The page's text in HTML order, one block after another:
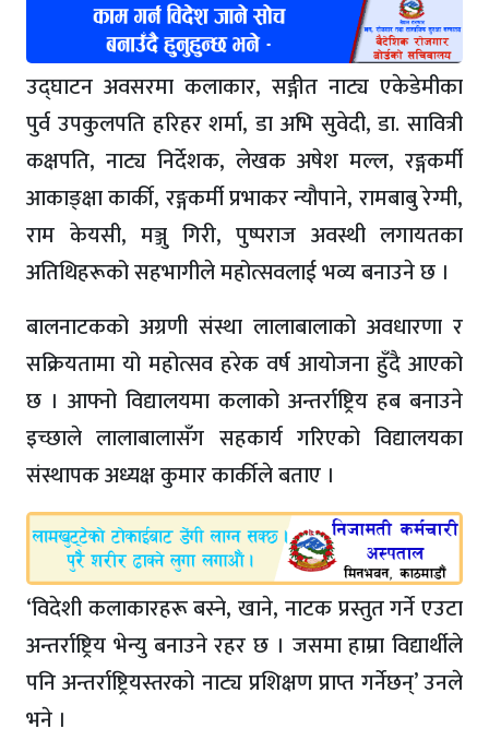
उद्घाटन अवसरमा कलाकार, सङ्गीत नाट्य एकेडेमीका
पुर्व उपकुलपति हरिहर शर्मा, डा अभि सुवेदी, डा. सावित्री
कक्षपति, नाट्य निर्देशक, लेखक अषेश मल्ल, रङ्गकर्मी
आकाङ्क्षा कार्की, रङ्गकर्मी प्रभाकर न्यौपाने, रामबाबु रेग्मी,
राम केयसी, मञ्जु गिरी, पुष्पराज अवस्थी लगायतका
अतिथिहरूको सहभागीले महोत्सवलाई भव्य बनाउने छ ।
बालनाटकको अग्रणी संस्था लालाबालाको अवधारणा र
सक्रियतामा यो महोत्सव हरेक वर्ष आयोजना हुँदै आएको
छ । आफ्नो विद्यालयमा कलाको अन्तर्राष्ट्रिय हब बनाउने
इच्छाले लालाबालासँग सहकार्य गरिएको विद्यालयका
संस्थापक अध्यक्ष कुमार कार्कीले बताए ।
‘विदेशी कलाकारहरू बस्ने, खाने, नाटक प्रस्तुत गर्ने एउटा
अन्तर्राष्ट्रिय भेन्यु बनाउने रहर छ । जसमा हाम्रा विद्यार्थीले
पनि अन्तर्राष्ट्रियस्तरको नाट्य प्रशिक्षण प्राप्त गर्नेछन्’ उनले
भने ।